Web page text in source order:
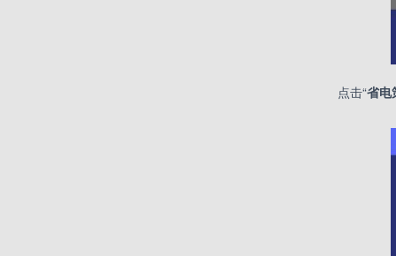
点击“省电